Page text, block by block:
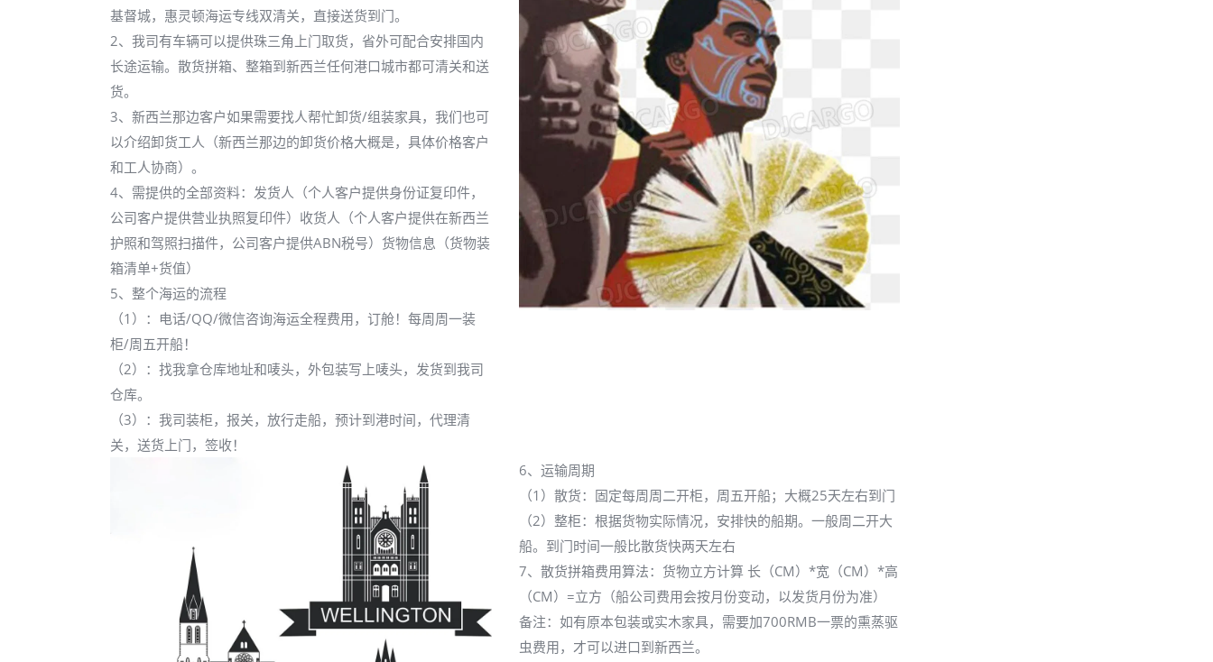
基督城，惠灵顿海运专线双清关，直接送货到门。
2、我司有车辆可以提供珠三角上门取货，省外可配合安排国内
长途运输。散货拼箱、整箱到新西兰任何港口城市都可清关和送
货。
3、新西兰那边客户如果需要找人帮忙卸货/组装家具，我们也可
以介绍卸货工人（新西兰那边的卸货价格大概是，具体价格客户
和工人协商）。
4、需提供的全部资料：发货人（个人客户提供身份证复印件，
公司客户提供营业执照复印件）收货人（个人客户提供在新西兰
护照和驾照扫描件，公司客户提供ABN税号）货物信息（货物装
箱清单+货值）
5、整个海运的流程
（1）：电话/QQ/微信咨询海运全程费用，订舱！每周周一装
柜/周五开船！
（2）：找我拿仓库地址和唛头，外包装写上唛头，发货到我司
仓库。
（3）：我司装柜，报关，放行走船，预计到港时间，代理清
关，送货上门，签收！
6、运输周期
（1）散货：固定每周周二开柜，周五开船；大概25天左右到门
（2）整柜：根据货物实际情况，安排快的船期。一般周二开大
船。到门时间一般比散货快两天左右
7、散货拼箱费用算法：货物立方计算 长（CM）*宽（CM）*高
（CM）=立方（船公司费用会按月份变动，以发货月份为准）
备注：如有原本包装或实木家具，需要加700RMB一票的熏蒸驱
虫费用，才可以进口到新西兰。